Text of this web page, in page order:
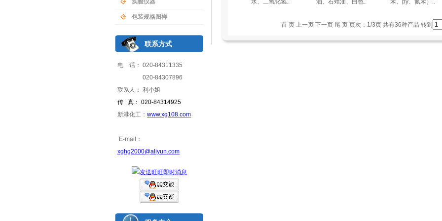
实验仪器
包装规格图样
联系方式
电 话： 020-84311335
020-84307896
联系人： 利小姐
传 真： 020-84314925
新港化工： www.xg108.com
E-mail：
xghg2000@aliyun.com
水、二氧化氢..
油、石蜡油、白色..
苯、py、氮苯）..
首 页 上一页 下一页 尾 页 页次：1/3页 共有36种产品 转到